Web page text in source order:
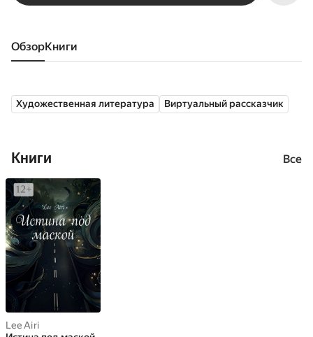
Обзор книги
Художественная литература Виртуальный рассказчик
Книги Все
Lee Airi